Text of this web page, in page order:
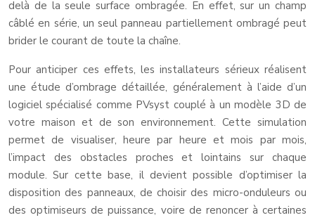
delà de la seule surface ombragée. En effet, sur un champ
câblé en série, un seul panneau partiellement ombragé peut
brider le courant de toute la chaîne.
Pour anticiper ces effets, les installateurs sérieux réalisent
une étude d’ombrage détaillée, généralement à l’aide d’un
logiciel spécialisé comme PVsyst couplé à un modèle 3D de
votre maison et de son environnement. Cette simulation
permet de visualiser, heure par heure et mois par mois,
l’impact des obstacles proches et lointains sur chaque
module. Sur cette base, il devient possible d’optimiser la
disposition des panneaux, de choisir des micro-onduleurs ou
des optimiseurs de puissance, voire de renoncer à certaines